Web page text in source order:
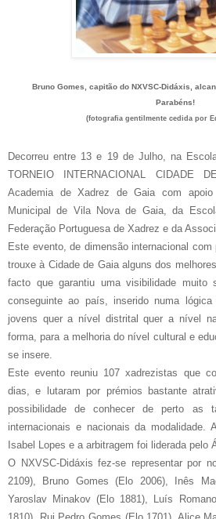
Bruno Gomes, capitão do NXVSC-Didáxis,
Parabéns!
(fotografia gentilmente cedida por
Decorreu entre 13 e 19 de Julho, na
TORNEIO INTERNACIONAL CIDADE
Academia de Xadrez de Gaia com
Municipal de Vila Nova de Gaia, da
Federação Portuguesa de Xadrez e da
Este evento, de dimensão internacional
trouxe à Cidade de Gaia alguns dos
facto que garantiu uma visibilidade muito
conseguinte ao país, inserido numa
jovens quer a nível distrital quer a nível
forma, para a melhoria do nível cultural e
se insere.
Este evento reuniu 107 xadrezistas que
dias, e lutaram por prémios bastante
possibilidade de conhecer de perto as
internacionais e nacionais da modalidade.
Isabel Lopes e a arbitragem foi liderada pelo
O NXVSC-Didáxis fez-se representar por
2109), Bruno Gomes (Elo 2006), Inês
Yaroslav Minakov (Elo 1881), Luís